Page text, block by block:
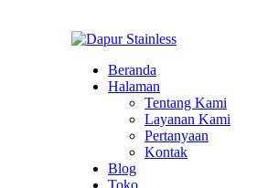
Beranda
Halaman
Tentang Kami
Layanan Kami
Pertanyaan
Kontak
Blog
Toko